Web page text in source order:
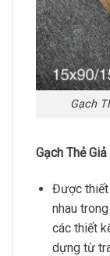
Gạch
Gạch Thẻ Giả
Được thiết
nhau
các thiết
dựng từ